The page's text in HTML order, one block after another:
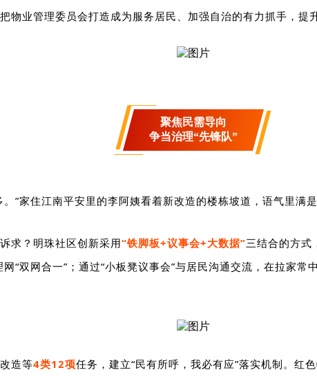
把物业管理委员会打造成为服务居民、加强自治的有力抓手，提
聚焦民需导向
争当治理“先锋队”
”家住江南平安里的李阿姨看着新改造的楼栋坡道，语气里满
求？明珠社区创新采用“铁脚板+议事会+大数据”三结合的方式
“双网合一” ； 通过“小板凳议事会”与居民沟通交流，在拉家常
造等4类12项任务，建立“民有所呼，我必有应”落实机制。红